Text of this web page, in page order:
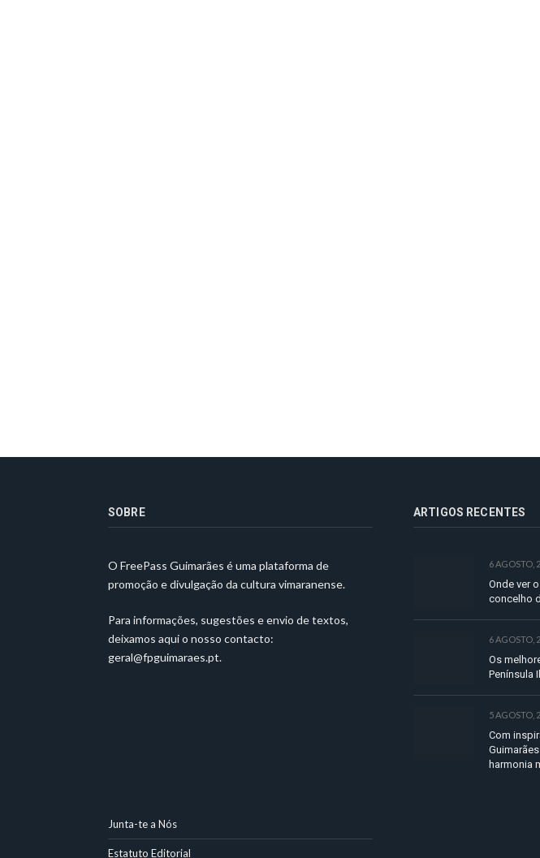
SOBRE
O FreePass Guimarães é uma plataforma de
promoção e divulgação da cultura vimaranense.
Para informações, sugestões e envio de textos,
deixamos aqui o nosso contacto:
geral@fpguimaraes.pt.
ARTIGOS RECENTES
6 AGOSTO,
Onde ver
concelho
6 AGOSTO,
Os
Península
5 AGOSTO,
Com
harmonia
Junta-te a Nós
Estatuto Editorial